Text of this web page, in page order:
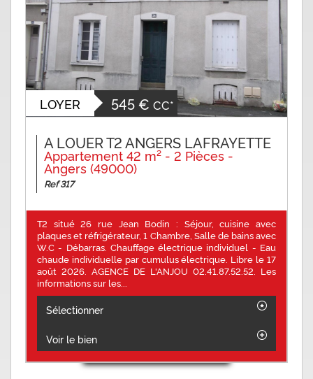
LOYER 545 € CC*
A LOUER T2 ANGERS LAFRAYETTE
Appartement 42 m² - 2 Pièces -
Angers (49000)
Ref 317
T2 situé 26 rue Jean Bodin : Séjour, cuisine avec
plaques et réfrigérateur, 1 Chambre, Salle de bains avec
W.C - Débarras. Chauffage électrique individuel - Eau
chaude individuelle par cumulus électrique. Libre le 17
août 2026. AGENCE DE L'ANJOU 02.41.87.52.52. Les
informations sur les...
Sélectionner
Voir le bien